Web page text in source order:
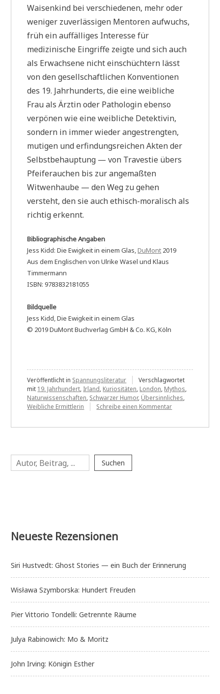
Waisenkind bei verschiedenen, mehr oder
weniger zuverlässigen Mentoren aufwuchs,
früh ein auffälliges Interesse für
medizinische Eingriffe zeigte und sich auch
als Erwachsene nicht einschüchtern lässt
von den gesellschaftlichen Konventionen
des 19. Jahrhunderts, die eine weibliche
Frau als Ärztin oder Pathologin ebenso
verpönen wie eine weibliche Detektivin,
sondern in immer wieder angestrengten,
mutigen und erfindungsreichen Akten der
Selbstbehauptung — von Travestie übers
Pfeiferauchen bis zur angemaßten
Witwenhaube — den Weg zu gehen
versteht, den sie auch ethisch-moralisch als
richtig erkennt.
Bibliographische Angaben
Jess Kidd: Die Ewigkeit in einem Glas,DuMont 2019
Aus dem Englischen von Ulrike Wasel und Klaus
Timmermann
ISBN: 9783832181055
Bildquelle
Jess Kidd, Die Ewigkeit in einem Glas
© 2019 DuMont Buchverlag GmbH & Co. KG, Köln
Veröffentlicht in Spannungsliteratur
Verschlagwortet
mit 19. Jahrhundert, Irland, Kuriositäten, London, Mythos,
Naturwissenschaften, Schwarzer Humor, Übersinnliches,
Weibliche Ermittlerin
Schreibe einen Kommentarzu
Suchen
Suchen
Neueste Rezensionen
Siri Hustvedt: Ghost Stories — ein Buch der Erinnerung
Wisława Szymborska: Hundert Freuden
Pier Vittorio Tondelli: Getrennte Räume
Julya Rabinowich: Mo & Moritz
John Irving: Königin Esther